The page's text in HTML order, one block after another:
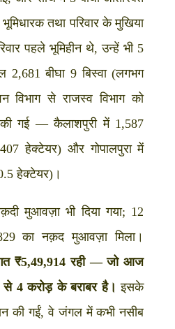
तथा परिवार के मुखिया
पहले भूमिहीन थे, उन्हें भी 5
2,681 बीघा 9 बिस्वा (लगभग
विभाग से राजस्व विभाग को
की गई — कैलाशपुरी में 1,587
हेक्टेयर) और गोपालपुरा में
हेक्टेयर)।
मुआवज़ा भी दिया गया; 12
का नक़द मुआवज़ा मिला।
₹5,49,914 रही — जो आज
4 करोड़ के बराबर है। इसके
की गईं, वे जंगल में कभी नसीब